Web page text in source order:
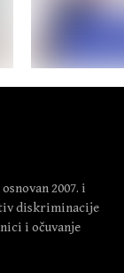
2007. i
diskriminacije
i očuvanje